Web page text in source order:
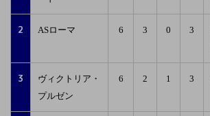
2 ASローマ 6 3 0 3
3
ヴィクトリア・
プルゼン
6 2 1 3